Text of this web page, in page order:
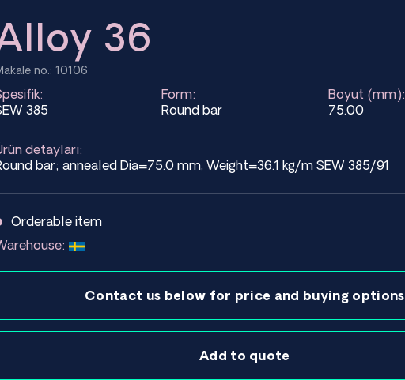
36
no.: 10106
385
Form:
Round bar
Boyut (mm):
75.00
detayları:
bar; annealed Dia=75.0 mm, Weight=36.1 kg/m SEW 385/91
Orderable item
Contact us below for price and buying options
Add to quote